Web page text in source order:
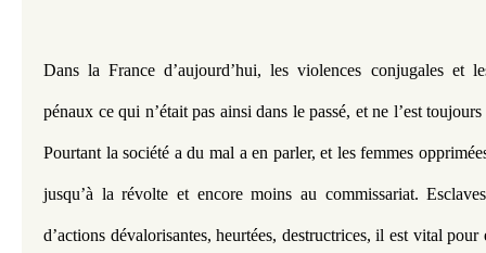
Dans la France d’aujourd’hui, les violences conjugales et
pénaux ce qui n’était pas ainsi dans le passé, et ne l’est toujours
Pourtant la société a du mal a en parler, et les femmes
jusqu’à la révolte et encore moins au commissariat.
d’actions dévalorisantes, heurtées, destructrices, il est vital